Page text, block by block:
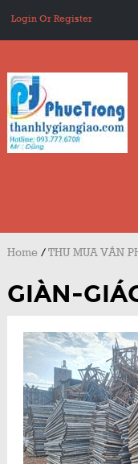
Login Or Register
Home /THU MUA VÁN
GIÀN-